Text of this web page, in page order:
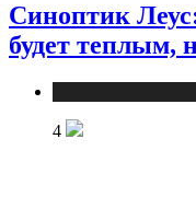
Синоптик
будет теплым,
4